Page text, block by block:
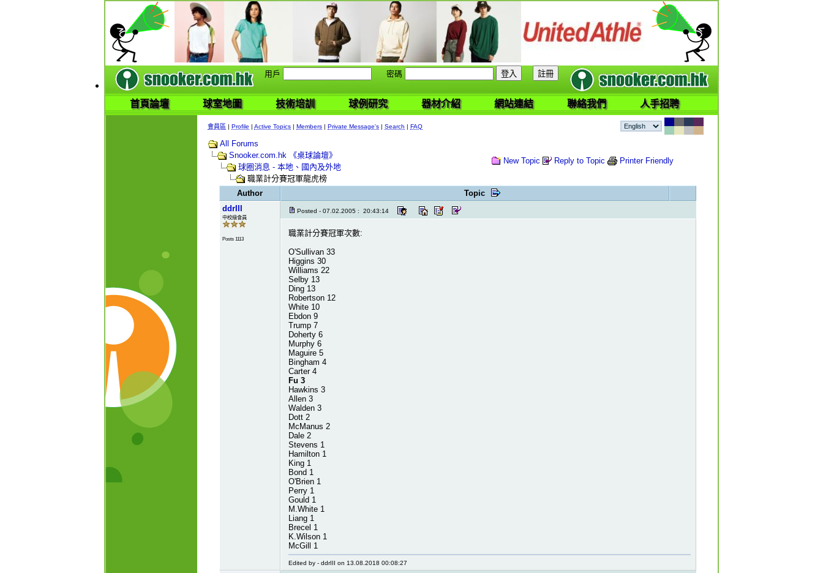
用戶 密碼
首頁論壇 球室地圖 技術培訓 球例研究 器材介紹 網站連結 聯絡我們 人手招聘
會員區 | Profile | Active Topics | Members | Private Message's | Search | FAQ
All Forums
Snooker.com.hk 《桌球論壇》
球圈消息 - 本地、國內及外地
職業計分賽冠軍龍虎榜
New Topic Reply to Topic Printer Friendly
Author
Topic
ddrIII
中校級會員
Posts 1113
Posted - 07.02.2005 : 20:43:14
職業計分賽冠軍次數:
O'Sullivan 33
Higgins 30
Williams 22
Selby 13
Ding 13
Robertson 12
White 10
Ebdon 9
Trump 7
Doherty 6
Murphy 6
Maguire 5
Bingham 4
Carter 4
Fu 3
Hawkins 3
Allen 3
Walden 3
Dott 2
McManus 2
Dale 2
Stevens 1
Hamilton 1
King 1
Bond 1
O'Brien 1
Perry 1
Gould 1
M.White 1
Liang 1
Brecel 1
K.Wilson 1
McGill 1
Edited by - ddrIII on 13.08.2018 00:08:27